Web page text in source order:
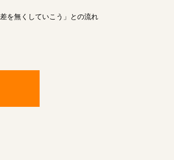
を無くしていこう」との流れ